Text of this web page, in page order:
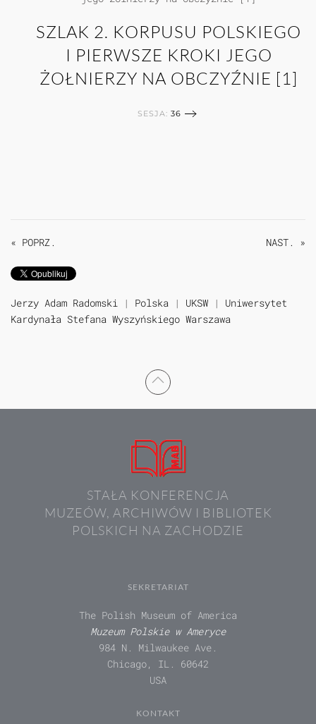
SZLAK 2. KORPUSU POLSKIEGO
I PIERWSZE KROKI JEGO
ŻOŁNIERZY NA OBCZYŹNIE [1]
SESJA: 36
« POPRZ. NAST. »
Jerzy Adam Radomski | Polska | UKSW | Uniwersytet
Kardynała Stefana Wyszyńskiego Warszawa
STAŁA KONFERENCJA
MUZEÓW, ARCHIWÓW I BIBLIOTEK
POLSKICH NA ZACHODZIE
SEKRETARIAT
The Polish Museum of America
Muzeum Polskie w Ameryce
984 N. Milwaukee Ave.
Chicago, IL. 60642
USA
KONTAKT